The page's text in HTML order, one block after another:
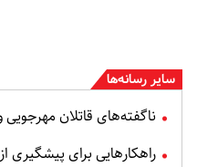
سایر رسانه‌ها
ناگفته‌های قاتلان
راهکارهایی برای پیشگیری از